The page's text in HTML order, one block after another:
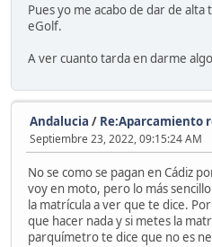
Pues yo me acabo de dar de alta
eGolf.
A ver cuanto tarda en darme
Andalucia / Re:Aparcamiento
Septiembre 23, 2022, 09:15:24 AM
No se como se pagan en Cádiz
voy en moto, pero lo más
la matrícula a ver que te dice.
que hacer nada y si metes la
parquímetro te dice que no es